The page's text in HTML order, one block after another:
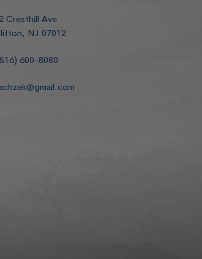
Cresthill Ave
NJ 07012
600-8080